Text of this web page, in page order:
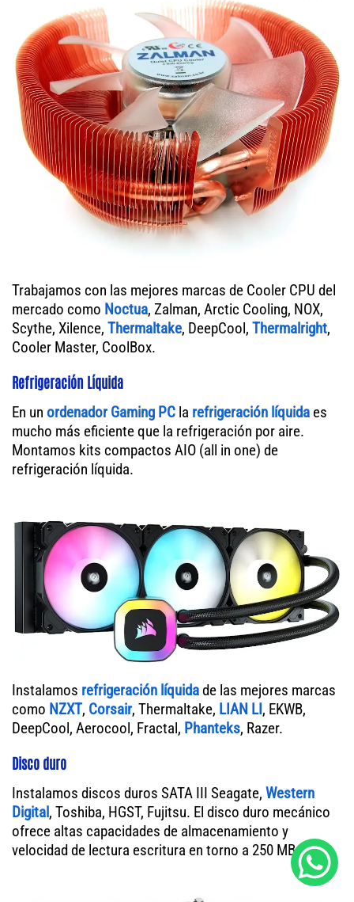
Trabajamos con las mejores marcas de Cooler CPU del
mercado como Noctua, Zalman, Arctic Cooling, NOX,
Scythe, Xilence, Thermaltake, DeepCool, Thermalright,
Cooler Master, CoolBox.
Refrigeración Líquida
En un ordenador Gaming PC la refrigeración líquida es
mucho más eficiente que la refrigeración por aire.
Montamos kits compactos AIO (all in one) de
refrigeración líquida.
Instalamos refrigeración líquidade las mejores marcas
como NZXT, Corsair, Thermaltake, LIAN LI, EKWB,
DeepCool, Aerocool, Fractal, Phanteks, Razer.
Disco duro
Instalamos discos duros SATA III Seagate, Western
Digital, Toshiba, HGST, Fujitsu. El disco duro mecánico
ofrece altas capacidades de almacenamiento y
velocidad de lectura escritura en torno a 250 MB/s.